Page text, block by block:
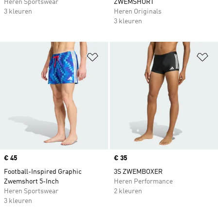
Heren Sportswear
3 kleuren
ZWEMSHORT
Heren Originals
3 kleuren
Op verlanglijst zetten
Price
€ 45
Football-Inspired Graphic
Zwemshort 5-Inch
Heren Sportswear
3 kleuren
Price
€ 35
3S ZWEMBOXER
Heren Performance
2 kleuren